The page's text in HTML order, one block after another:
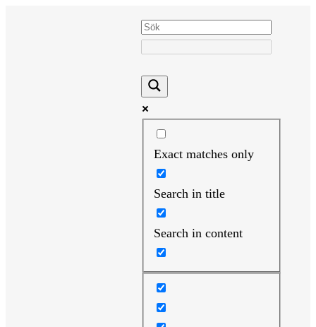
Exact matches only
Search in title
Search in content